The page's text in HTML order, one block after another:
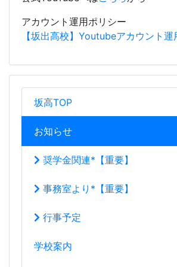
お知らせ
奨学金関連*【重要】
事務室より*【重要】
行事予定
学校案内
校長室から
R04_R05校長室